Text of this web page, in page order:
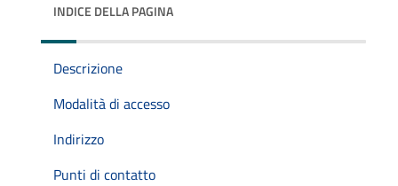
INDICE DELLA PAGINA
Descrizione
Modalità di accesso
Indirizzo
Punti di contatto